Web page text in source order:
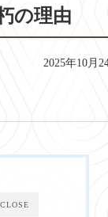
の理由
2025年10月
CLOSE